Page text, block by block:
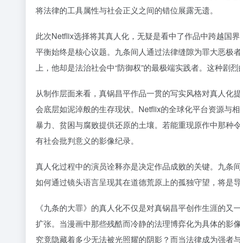
将法律的工具属性与社会正义之间的错位展露无遗。
此次Netflix选择将其真人化，无疑是看中了作品中跨越国
平衡始终是核心议题。九条间人通过法律缝隙为罪大恶
上，他却是法治社会中“防御权”的最极端实践者。这种剧
从制作层面来看，真锅昌平作品一贯的写实风格对真人
会底层如泥淖般的生存现状。Netflix的全球化平台资源与
暴力、贫困与腐败提供还原的土壤。若能重现原作中那
有社会批判意义的影像纪录。
真人化过程中的演员诠释亦是决定作品成败的关键。九条
如何通过镜头语言呈现其在道德荒原上的孤独守望，将是
《九条的大罪》的真人化不仅是对真锅昌平创作生涯的
扩张。当漫画中那些残酷而冷静的法理博弈化为具体的影
究竟隐藏着多少无法被光照耀的阴影？而当法律成为强